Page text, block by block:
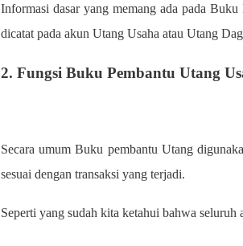
Informasi dasar yang memang ada pada
dicatat pada akun Utang Usaha atau Utang
2. Fungsi Buku Pembantu Utang
Secara umum Buku pembantu Utang
sesuai dengan transaksi yang terjadi.
Seperti yang sudah kita ketahui bahwa